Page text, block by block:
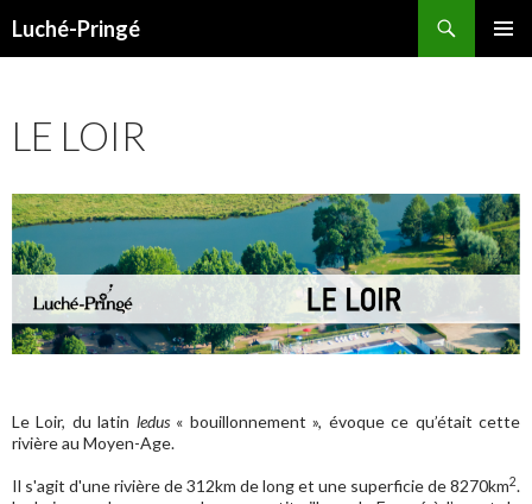
Luché-Pringé
LE LOIR
Le Loir, du latin ledus« bouillonnement », évoque ce qu’était cette
rivière au Moyen-Age.
Il s'agit d'une rivière de 312km de long et une superficie de 8270km2.